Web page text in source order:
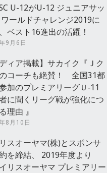
U-12がU-12 ジュニアサッ
ワールドチャレンジ2019に
ベスト16進出の活躍！
9月6日
ディア掲載】サカイク『Ｊク
コーチも絶賛！ 全国31都
加のプレミアリーグＵ‐11
に聞くリーグ戦が強化につ
理由 』
8月10日
スオーヤマ(株)とスポンサ
を締結、 2019年度より
イリスオーヤマ プレミアリー